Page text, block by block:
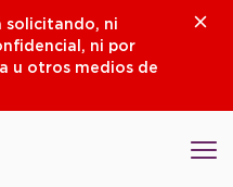
solicitando, ni
ni por
u otros medios de